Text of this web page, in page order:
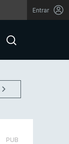
Entrar
PUB